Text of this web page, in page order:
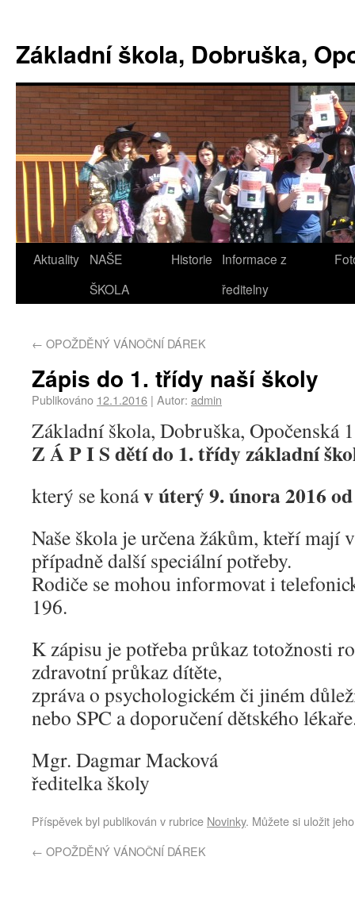
Základní škola, Dobruška,
Aktuality
NAŠE
ŠKOLA
Historie
Informace z
ředitelny
← OPOŽDĚNÝ VÁNOČNÍ DÁREK
Zápis do 1. třídy naší školy
Publikováno 12.1.2016 | Autor: admin
Základní škola, Dobruška, Opočenská
Z Á P I S dětí do 1. třídy základní
který se konáv úterý 9. února 2016
Naše škola je určena žákům, kteří mají
případně další speciální potřeby.
Rodiče se mohou informovat i
196.
K zápisu je potřeba průkaz totožnosti
zdravotní průkaz dítěte,
zpráva o psychologickém či jiném
nebo SPC a doporučení dětského
Mgr. Dagmar Macková
ředitelka školy
Příspěvek byl publikován v rubrice Novinky. Můžete si uložit
← OPOŽDĚNÝ VÁNOČNÍ DÁREK